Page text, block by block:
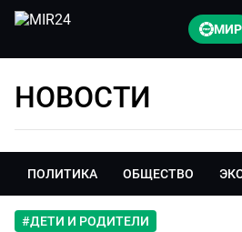
МИР
НОВОСТИ
ПОЛИТИКА ОБЩЕСТВО
#ДЕТИ И РОДИТЕЛИ